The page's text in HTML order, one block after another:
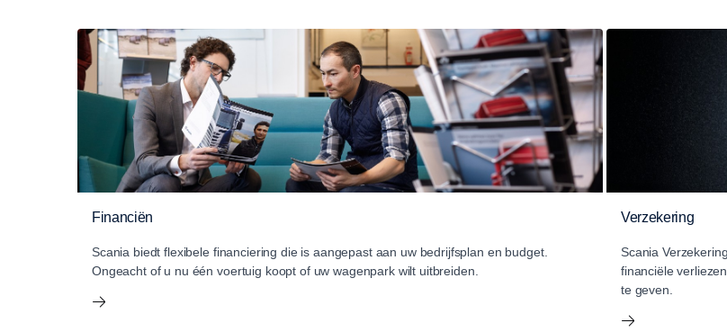
Financiën
Scania biedt flexibele financiering die is aangepast aan uw bedrijfsplan en budget.
Ongeacht of u nu één voertuig koopt of uw wagenpark wilt uitbreiden.
Verzekering
Scania
financiële
te geven.